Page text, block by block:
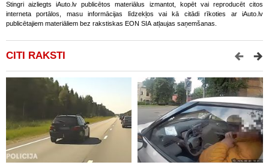
Stingri aizliegts iAuto.lv publicētos materiālus izmantot, kopēt vai reproducēt citos
interneta portālos, masu informācijas līdzekļos vai kā citādi rīkoties ar iAuto.lv
publicētajiem materiāliem bez rakstiskas EON SIA atļaujas saņemšanas.
CITI RAKSTI